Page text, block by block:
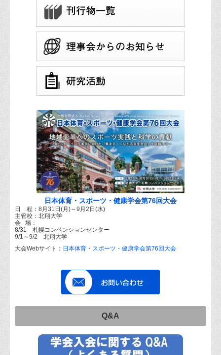
日本体育・スポーツ・健康学会第76回大会
日 程：8月31日(月)～9月2日(水)
主管校：北翔大学
会 場：
8/31 札幌コンベンションセンター
9/1～9/2 北翔大学
大会Webサイト： 日本体育・スポーツ・健康学会第76回大会
Q&A